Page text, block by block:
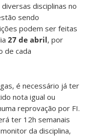
disciplinas no
sendo
podem ser feitas
27 de abril, por
de cada
é necessário já ter
nota igual ou
reprovação por FI.
ter 12h semanais
da disciplina,